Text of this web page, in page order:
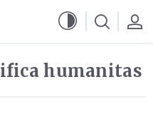
humanitas